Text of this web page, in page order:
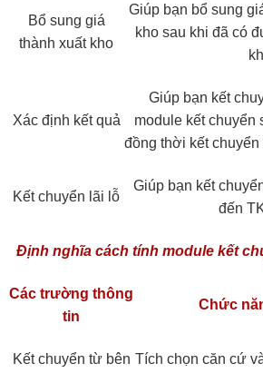
Bổ sung giá
thành xuất kho
Giúp bạn bổ sung
kho sau khi đã có
Xác định kết quả
Giúp bạn kết
module kết chuyển
đồng thời kết
Kết chuyển lãi lỗ
Giúp bạn kết
đến
Định nghĩa cách tính module kết
Các trường thông
tin
Chức
Kết chuyển từ bên Tích chọn căn cứ